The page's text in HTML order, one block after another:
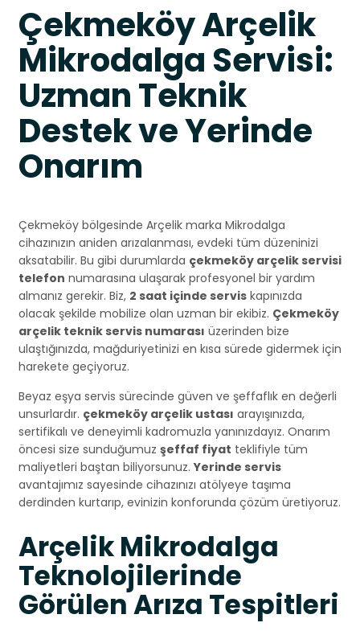
Çekmeköy Arçelik
Mikrodalga Servisi:
Uzman Teknik
Destek ve Yerinde
Onarım
Çekmeköy bölgesinde Arçelik marka Mikrodalga
cihazınızın aniden arızalanması, evdeki tüm düzeninizi
aksatabilir. Bu gibi durumlarda çekmeköy arçelik servisi
telefon numarasına ulaşarak profesyonel bir yardım
almanız gerekir. Biz, 2 saat içinde servis kapınızda
olacak şekilde mobilize olan uzman bir ekibiz. Çekmeköy
arçelik teknik servis numarası üzerinden bize
ulaştığınızda, mağduriyetinizi en kısa sürede gidermek için
harekete geçiyoruz.
Beyaz eşya servis sürecinde güven ve şeffaflık en değerli
unsurlardır. çekmeköy arçelik ustası arayışınızda,
sertifikalı ve deneyimli kadromuzla yanınızdayız. Onarım
öncesi size sunduğumuz şeffaf fiyat teklifiyle tüm
maliyetleri baştan biliyorsunuz.Yerinde servis
avantajımız sayesinde cihazınızı atölyeye taşıma
derdinden kurtarıp, evinizin konforunda çözüm üretiyoruz.
Arçelik Mikrodalga
Teknolojilerinde
Görülen Arıza Tespitleri